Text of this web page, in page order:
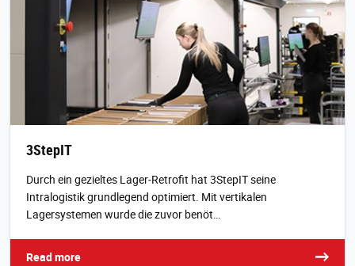
3StepIT
Durch ein gezieltes Lager‑Retrofit hat 3StepIT seine
Intralogistik grundlegend optimiert. Mit vertikalen
Lagersystemen wurde die zuvor benöt…
Read more